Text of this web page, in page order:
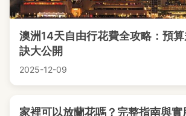
澳洲14天自由行花費全攻略：預
訣大公開
2025-12-09
家裡可以放蘭花嗎？完整指南與實